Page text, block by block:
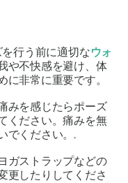
行う前に適切なウォ
や不快感を避け、体
に非常に重要です。
みを感じたらポーズ
ください。痛みを無
でください。.
ガストラップなどの
更したりしてくださ